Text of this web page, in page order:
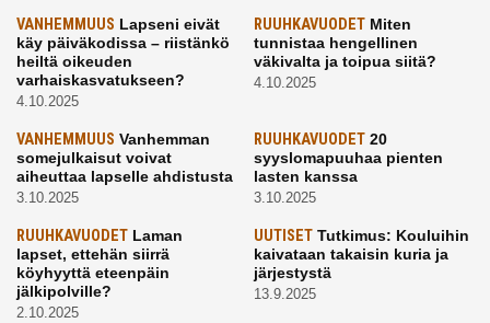
VANHEMMUUS Lapseni eivät
käy päiväkodissa – riistänkö
heiltä oikeuden
varhaiskasvatukseen?
4.10.2025
RUUHKAVUODETMiten
tunnistaa hengellinen
väkivalta ja toipua siitä?
4.10.2025
VANHEMMUUS Vanhemman
somejulkaisut voivat
aiheuttaa lapselle ahdistusta
3.10.2025
RUUHKAVUODET20
syyslomapuuhaa pienten
lasten kanssa
3.10.2025
RUUHKAVUODET Laman
lapset, ettehän siirrä
köyhyyttä eteenpäin
jälkipolville?
2.10.2025
UUTISETTutkimus: Kouluihin
kaivataan takaisin kuria ja
järjestystä
13.9.2025